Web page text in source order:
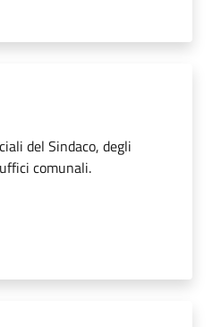
del Sindaco, degli
comunali.